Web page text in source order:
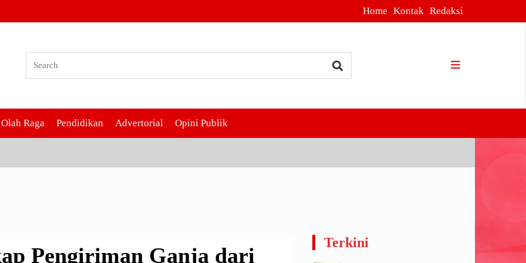
Home Kontak Redaksi
Olah Raga Pendidikan Advertorial Opini Publik
Ganja dari Malaysia, Tersangka
Pengiriman Ganja dari
Terkini